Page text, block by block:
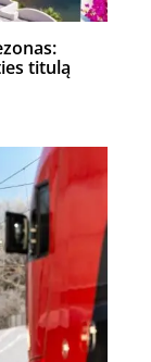
titulą